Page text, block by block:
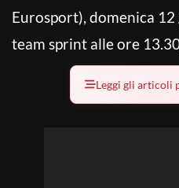
Eurosport), domenica
team sprint alle ore
Leggi gli articoli